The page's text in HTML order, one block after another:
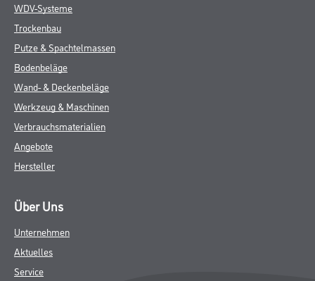
WDV-Systeme
Trockenbau
Putze & Spachtelmassen
Bodenbeläge
Wand- & Deckenbeläge
Werkzeug & Maschinen
Verbrauchsmaterialien
Angebote
Hersteller
Über Uns
Unternehmen
Aktuelles
Service